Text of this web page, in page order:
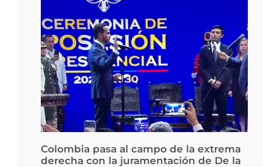
Colombia pasa al campo de la extrema
derecha con la juramentación de De la